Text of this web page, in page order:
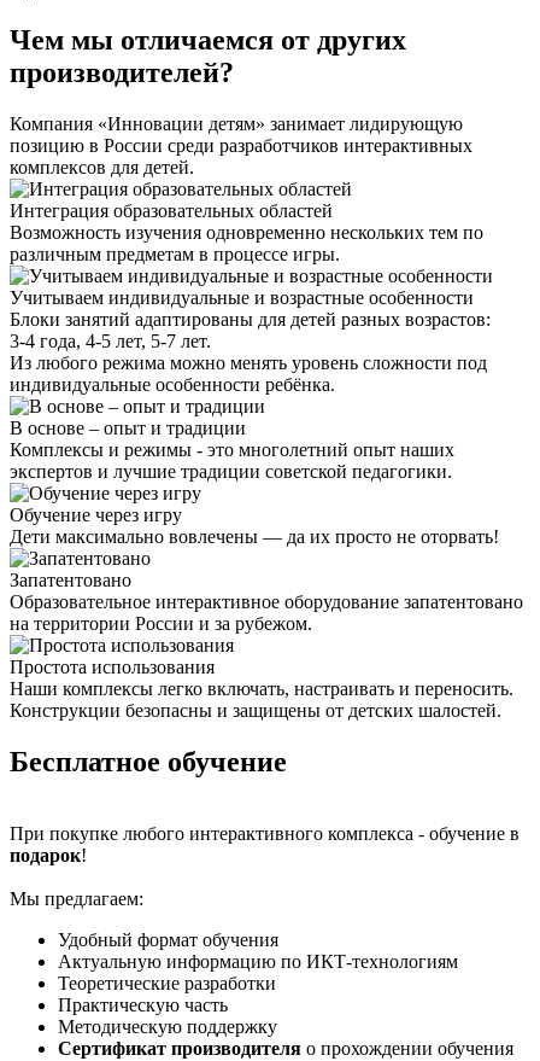
Чем мы отличаемся от других
производителей?
Компания «Инновации детям» занимает лидирующую
позицию в России среди разработчиков интерактивных
комплексов для детей.
Интеграция образовательных областей
Возможность изучения одновременно нескольких тем по
различным предметам в процессе игры.
Учитываем индивидуальные и возрастные особенности
Блоки занятий адаптированы для детей разных возрастов:
3-4 года, 4-5 лет, 5-7 лет.
Из любого режима можно менять уровень сложности под
индивидуальные особенности ребёнка.
В основе – опыт и традиции
Комплексы и режимы - это многолетний опыт наших
экспертов и лучшие традиции советской педагогики.
Обучение через игру
Дети максимально вовлечены — да их просто не оторвать!
Запатентовано
Образовательное интерактивное оборудование запатентовано
на территории России и за рубежом.
Простота использования
Наши комплексы легко включать, настраивать и переносить.
Конструкции безопасны и защищены от детских шалостей.
Бесплатное обучение
При покупке любого интерактивного комплекса - обучение в
подарок!
Мы предлагаем:
Удобный формат обучения
Актуальную информацию по ИКТ-технологиям
Теоретические разработки
Практическую часть
Методическую поддержку
Сертификат производителя о прохождении обучения